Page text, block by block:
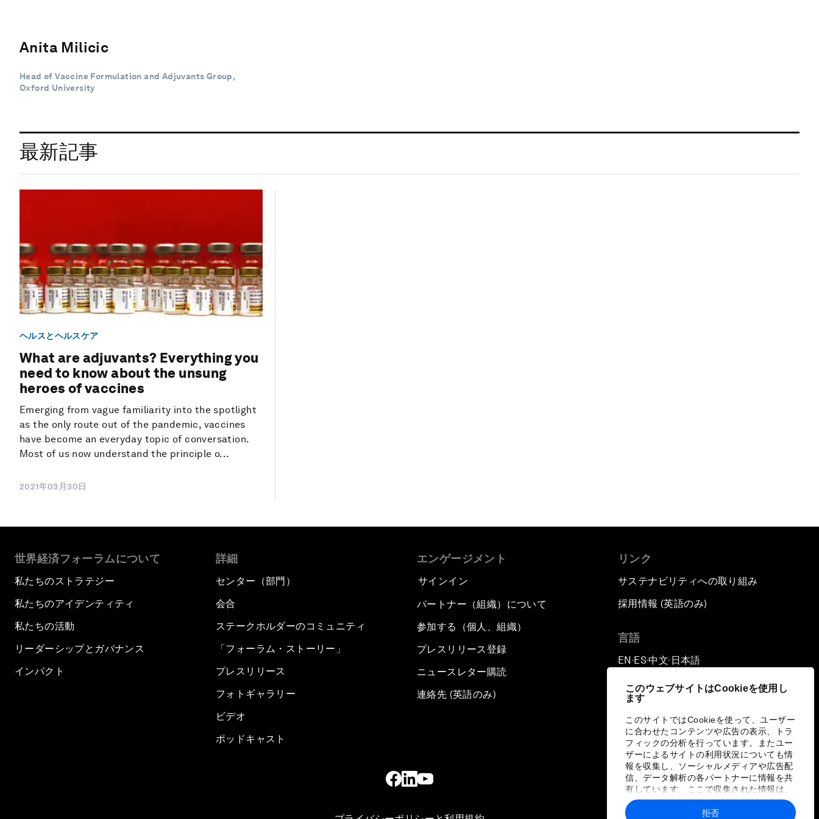
このウェブサイトはCookieを使用し
ます
このサイトではCookieを使って、ユーザー
に合わせたコンテンツや広告の表示、トラ
フィックの分析を行っています。またユー
ザーによるサイトの利用状況についても情
報を収集し、ソーシャルメディアや広告配
信、データ解析の各パートナーに情報を共
有しています。ここで収集された情報は、
ユーザーが各パートナーに提供した他の情
報や各パートナーのサービスを使用した際
拒否
Anita Milicic
Head of Vaccine Formulation and Adjuvants Group,
Oxford University
最新記事
ヘルスとヘルスケア
What are adjuvants? Everything you
need to know about the unsung
heroes of vaccines
Emerging from vague familiarity into the spotlight
as the only route out of the pandemic, vaccines
have become an everyday topic of conversation.
Most of us now understand the principle o...
2021年03月30日
世界経済フォーラムについて
私たちのストラテジー
私たちのアイデンティティ
私たちの活動
リーダーシップとガバナンス
インパクト
詳細
センター（部門）
会合
ステークホルダーのコミュニティ
「フォーラム・ストーリー」
プレスリリース
フォトギャラリー
ビデオ
ポッドキャスト
エンゲージメント
サインイン
パートナー（組織）について
参加する（個人、組織）
プレスリリース登録
ニュースレター購読
連絡先 (英語のみ)
リンク
サステナビリティへの取り組み
採用情報 (英語のみ)
言語
EN ▪ ES▪中文▪ 日本語